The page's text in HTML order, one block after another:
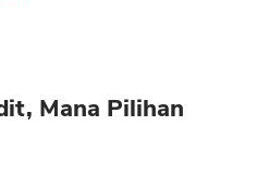
Mana Pilihan